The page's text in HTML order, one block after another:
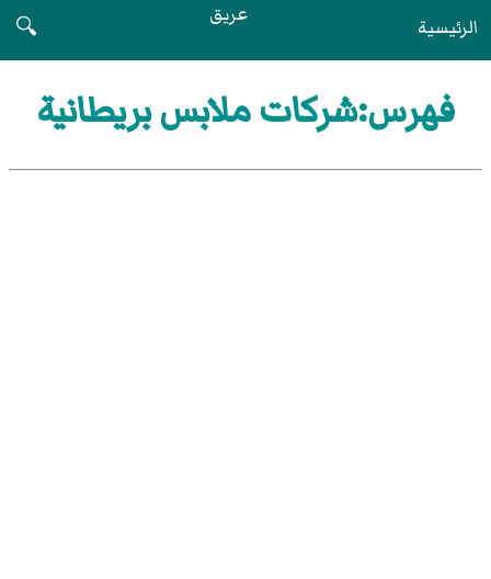
الرئيسية عريق
🔍
فهرس:شركات ملابس بريطانية